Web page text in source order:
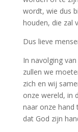
wordt, wie dus
houden, die zal
Dus lieve
In navolging
zullen we
zich en wij
onze wereld, in
naar onze hand
dat God zijn